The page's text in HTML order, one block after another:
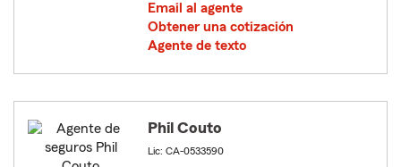
Email al agente
Obtener una cotización
Agente de texto
Phil Couto
Lic: CA-0533590